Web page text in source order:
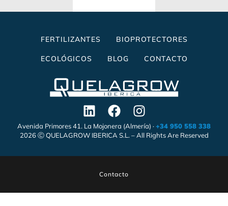
FERTILIZANTES BIOPROTECTORES
ECOLÓGICOS BLOG CONTACTO
Avenida Primores 41. La Mojonera (Almería) ·+34 950 558 338
2026 Ⓒ QUELAGROW IBERICA S.L. – All Rights Are Reserved
Contacto